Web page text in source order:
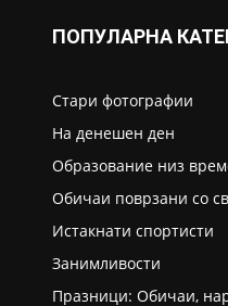
ПОПУЛАРНА
Стари фотографии
На денешен ден
Образование низ
Обичаи поврзани со
Истакнати спортисти
Занимливости
Празници: Обичаи,